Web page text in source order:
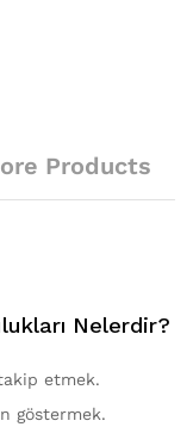
Products
Nelerdir?
etmek.
göstermek.